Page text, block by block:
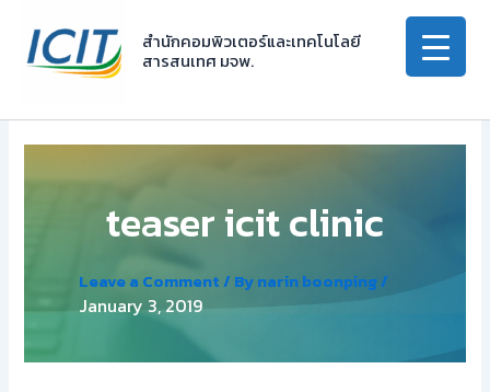
content
สำนักคอมพิวเตอร์และเทคโนโลยี
สารสนเทศ มจพ.
teaser icit clinic
Leave a Comment / Bynarin boonping/
January 3, 2019